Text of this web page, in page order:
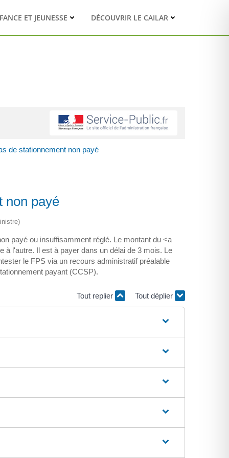
ET JEUNESSE DÉCOUVRIR LE CAILAR
de stationnement non payé
non payé
payé ou insuffisamment réglé. Le montant du <a
l'autre. Il est à payer dans un délai de 3 mois. Le
le FPS via un recours administratif préalable
payant (CCSP).
Tout replier Tout déplier